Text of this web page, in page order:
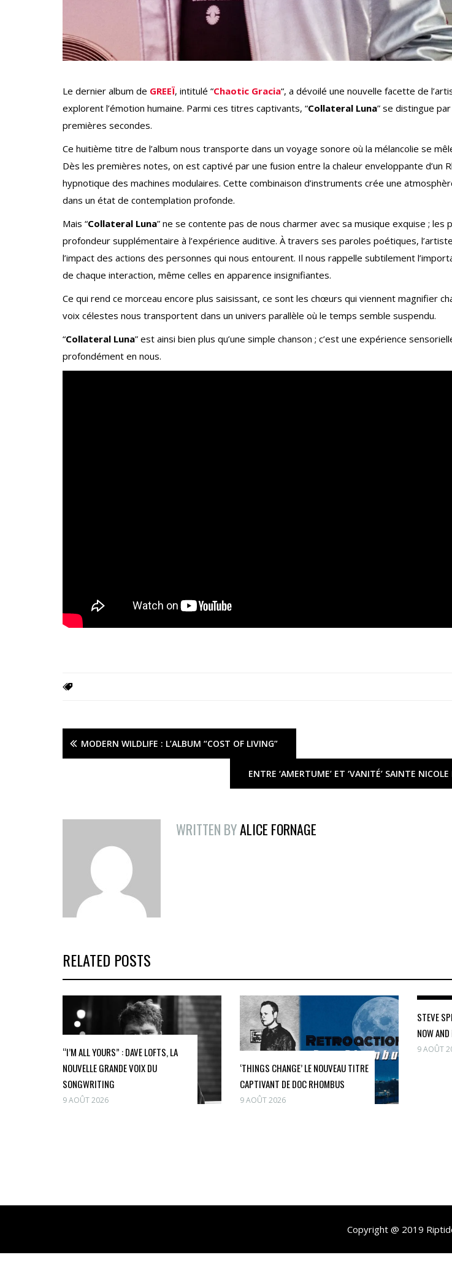
Le dernier album de GREEÏ, intitulé “Chaotic Gracia“, a dévoilé une nouvelle facette de
explorent l’émotion humaine. Parmi ces titres captivants, “Collateral Luna” se distingue
premières secondes.
Ce huitième titre de l’album nous transporte dans un voyage sonore où la mélancolie se
Dès les premières notes, on est captivé par une fusion entre la chaleur enveloppante d’un
hypnotique des machines modulaires. Cette combinaison d’instruments crée une
dans un état de contemplation profonde.
Mais “Collateral Luna” ne se contente pas de nous charmer avec sa musique exquise ; les
profondeur supplémentaire à l’expérience auditive. À travers ses paroles poétiques,
l’impact des actions des personnes qui nous entourent. Il nous rappelle subtilement
de chaque interaction, même celles en apparence insignifiantes.
Ce qui rend ce morceau encore plus saisissant, ce sont les chœurs qui viennent magnifier
voix célestes nous transportent dans un univers parallèle où le temps semble suspendu.
“Collateral Luna” est ainsi bien plus qu’une simple chanson ; c’est une expérience
profondément en nous.
MODERN WILDLIFE : L’ALBUM “COST OF LIVING”
ENTRE ‘AMERTUME’ ET ‘VANITÉ’ SAINTE
WRITTEN BYALICE FORNAGE
RELATED POSTS
“I’M ALL YOURS” : DAVE LOFTS, LA
NOUVELLE GRANDE VOIX DU
SONGWRITING
9 AOÛT 2026
‘THINGS CHANGE’ LE NOUVEAU TITRE
CAPTIVANT DE DOC RHOMBUS
9 AOÛT 2026
STEVE
NOW
9 AOÛT
Copyright @ 2019